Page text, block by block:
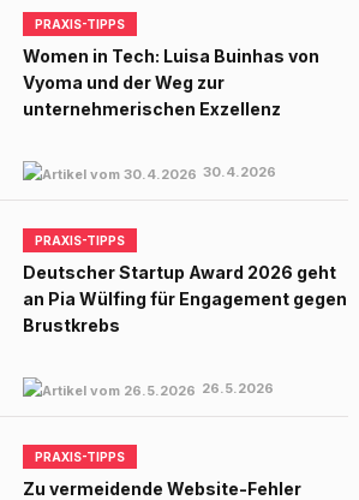
PRAXIS-TIPPS
Women in Tech: Luisa Buinhas von
Vyoma und der Weg zur
unternehmerischen Exzellenz
30.4.2026
PRAXIS-TIPPS
Deutscher Startup Award 2026 geht
an Pia Wülfing für Engagement gegen
Brustkrebs
26.5.2026
PRAXIS-TIPPS
Zu vermeidende Website-Fehler